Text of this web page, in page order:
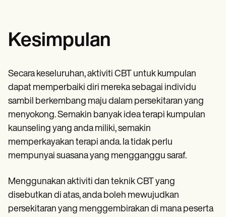
Kesimpulan
Secara keseluruhan, aktiviti CBT untuk kumpulan
dapat memperbaiki diri mereka sebagai individu
sambil berkembang maju dalam persekitaran yang
menyokong. Semakin banyak idea terapi kumpulan
kaunseling yang anda miliki, semakin
memperkayakan terapi anda. Ia tidak perlu
mempunyai suasana yang mengganggu saraf.
Menggunakan aktiviti dan teknik CBT yang
disebutkan di atas, anda boleh mewujudkan
persekitaran yang menggembirakan di mana peserta